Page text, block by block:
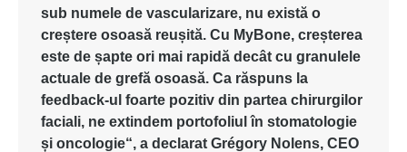
sub numele de vascularizare, nu există o
creștere osoasă reușită. Cu MyBone, creșterea
este de șapte ori mai rapidă decât cu granulele
actuale de grefă osoasă. Ca răspuns la
feedback-ul foarte pozitiv din partea chirurgilor
faciali, ne extindem portofoliul în stomatologie
și oncologie“, a declarat Grégory Nolens, CEO